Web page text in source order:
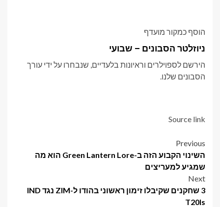
הוסף כמקור מועדף
ניוזלטר הסבונים – שבועי
הירשם לספוילרים וראיונות בלעדיים, שנבחרו על ידי עורך
הסבונים שלנו.
Source link
Post
navigation
Previous
השינוי הקבוע הזה ב-Green Lantern Lore הוא מה
שמגיע למעריצים
Next
3 שחקנים שקיבלו זימון ראשוני בהודו ל-ZIM נגד IND
T20Is